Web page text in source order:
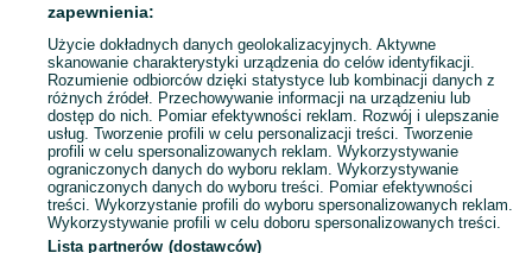
Mapa ministron
Popularne wyszukiwania
zapewnienia:
Użycie dokładnych danych geolokalizacyjnych. Aktywne
skanowanie charakterystyki urządzenia do celów identyfikacji.
Rozumienie odbiorców dzięki statystyce lub kombinacji danych z
różnych źródeł. Przechowywanie informacji na urządzeniu lub
dostęp do nich. Pomiar efektywności reklam. Rozwój i ulepszanie
usług. Tworzenie profili w celu personalizacji treści. Tworzenie
profili w celu spersonalizowanych reklam. Wykorzystywanie
ograniczonych danych do wyboru reklam. Wykorzystywanie
ograniczonych danych do wyboru treści. Pomiar efektywności
treści. Wykorzystanie profili do wyboru spersonalizowanych reklam.
Wykorzystywanie profili w celu doboru spersonalizowanych treści.
Lista partnerów (dostawców)